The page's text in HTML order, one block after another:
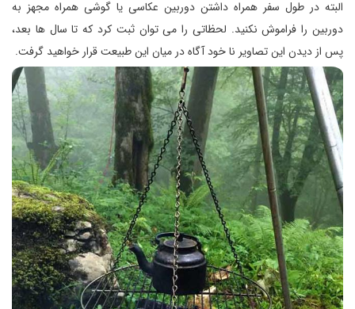
البته در طول سفر همراه داشتن دوربین عكاسی یا گوشی همراه مجهز به
دوربین را فراموش نكنید. لحظاتی را می توان ثبت كرد كه تا سال ها بعد،
پس از دیدن این تصاویر نا خود آگاه در میان این طبیعت قرار خواهید گرفت.